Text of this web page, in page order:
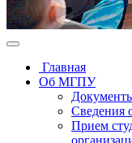
Главная
Об МГПУ
Сведения
Прием